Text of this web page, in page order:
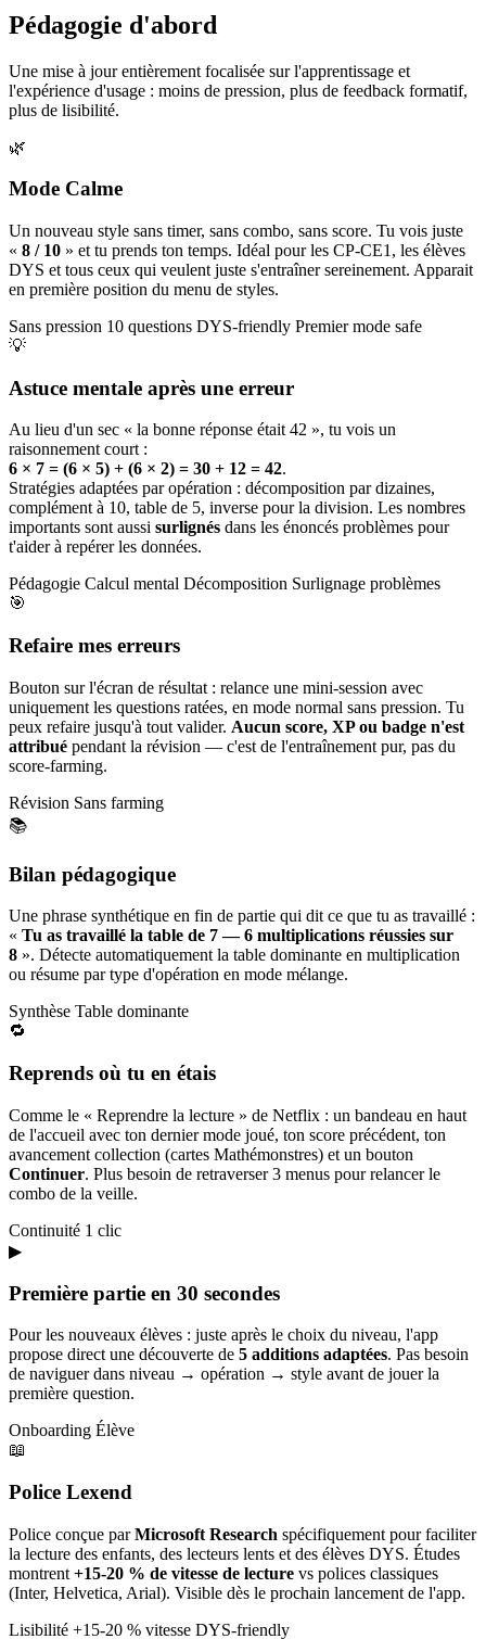
Pédagogie d'abord
Une mise à jour entièrement focalisée sur l'apprentissage et
l'expérience d'usage : moins de pression, plus de feedback formatif,
plus de lisibilité.
🌿
Mode Calme
Un nouveau style sans timer, sans combo, sans score. Tu vois juste
« 8 / 10 » et tu prends ton temps. Idéal pour les CP-CE1, les élèves
DYS et tous ceux qui veulent juste s'entraîner sereinement. Apparait
en première position du menu de styles.
Sans pression 10 questions DYS-friendly Premier mode safe
💡
Astuce mentale après une erreur
Au lieu d'un sec « la bonne réponse était 42 », tu vois un
raisonnement court :
6 × 7 = (6 × 5) + (6 × 2) = 30 + 12 = 42.
Stratégies adaptées par opération : décomposition par dizaines,
complément à 10, table de 5, inverse pour la division. Les nombres
importants sont aussi surlignés dans les énoncés problèmes pour
t'aider à repérer les données.
Pédagogie Calcul mental Décomposition Surlignage problèmes
🎯
Refaire mes erreurs
Bouton sur l'écran de résultat : relance une mini-session avec
uniquement les questions ratées, en mode normal sans pression. Tu
peux refaire jusqu'à tout valider. Aucun score, XP ou badge n'est
attribué pendant la révision — c'est de l'entraînement pur, pas du
score-farming.
Révision Sans farming
📚
Bilan pédagogique
Une phrase synthétique en fin de partie qui dit ce que tu as travaillé :
« Tu as travaillé la table de 7 — 6 multiplications réussies sur
8 ». Détecte automatiquement la table dominante en multiplication
ou résume par type d'opération en mode mélange.
Synthèse Table dominante
🔁
Reprends où tu en étais
Comme le « Reprendre la lecture » de Netflix : un bandeau en haut
de l'accueil avec ton dernier mode joué, ton score précédent, ton
avancement collection (cartes Mathémonstres) et un bouton
Continuer. Plus besoin de retraverser 3 menus pour relancer le
combo de la veille.
Continuité 1 clic
▶
Première partie en 30 secondes
Pour les nouveaux élèves : juste après le choix du niveau, l'app
propose direct une découverte de 5 additions adaptées. Pas besoin
de naviguer dans niveau → opération → style avant de jouer la
première question.
Onboarding Élève
📖
Police Lexend
Police conçue parMicrosoft Research spécifiquement pour faciliter
la lecture des enfants, des lecteurs lents et des élèves DYS. Études
montrent +15-20 % de vitesse de lecture vs polices classiques
(Inter, Helvetica, Arial). Visible dès le prochain lancement de l'app.
Lisibilité +15-20 % vitesse DYS-friendly